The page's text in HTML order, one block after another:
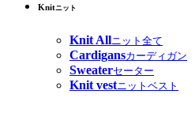
Knitニット
Knit Allニット全て
Cardigansカーディガン
Sweaterセーター
Knit vestニットベスト